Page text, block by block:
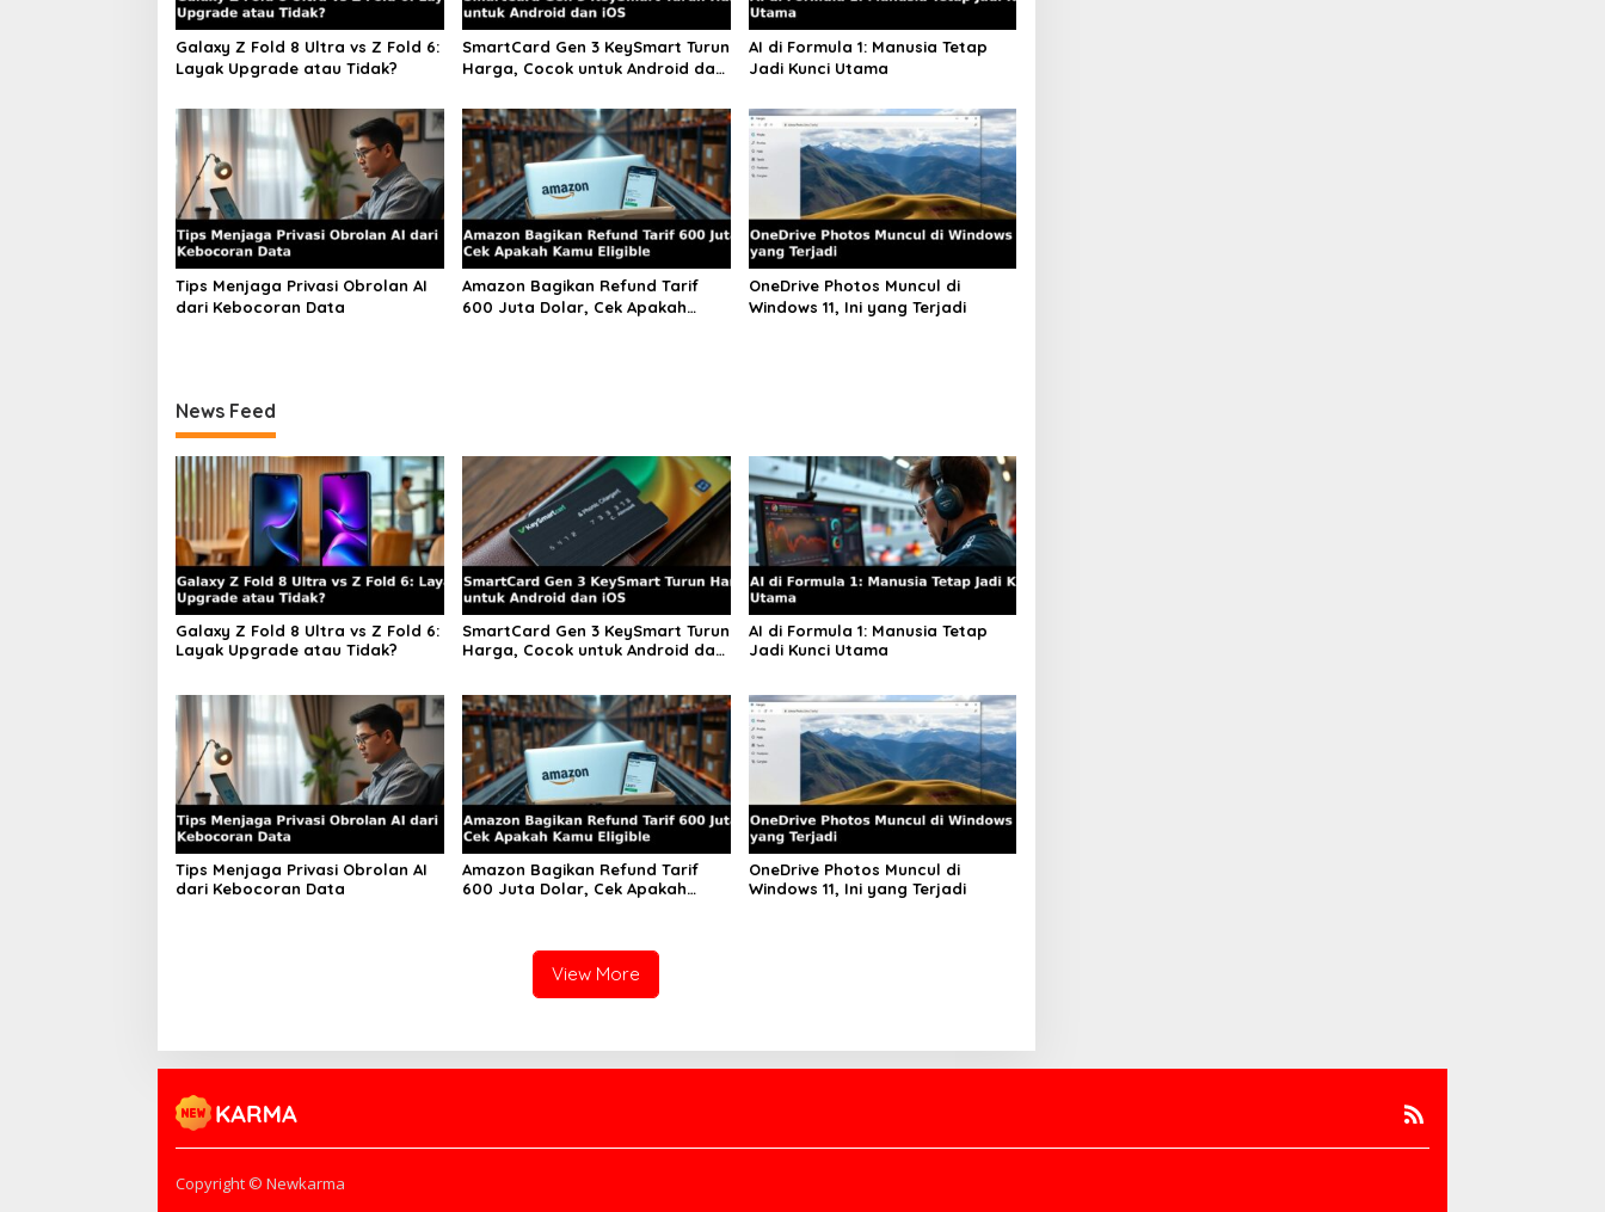
Galaxy Z Fold 8 Ultra vs Z Fold 6:
Layak Upgrade atau Tidak?
SmartCard Gen 3 KeySmart Turun
Harga, Cocok untuk Android dan
AI di Formula 1: Manusia Tetap
Jadi Kunci Utama
Tips Menjaga Privasi Obrolan AI
dari Kebocoran Data
Amazon Bagikan Refund Tarif
600 Juta Dolar, Cek Apakah
OneDrive Photos Muncul di
Windows 11, Ini yang Terjadi
News Feed
Galaxy Z Fold 8 Ultra vs Z Fold 6:
Layak Upgrade atau Tidak?
SmartCard Gen 3 KeySmart Turun
Harga, Cocok untuk Android dan
AI di Formula 1: Manusia Tetap
Jadi Kunci Utama
Tips Menjaga Privasi Obrolan AI
dari Kebocoran Data
Amazon Bagikan Refund Tarif
600 Juta Dolar, Cek Apakah
OneDrive Photos Muncul di
Windows 11, Ini yang Terjadi
View More
Copyright © Newkarma